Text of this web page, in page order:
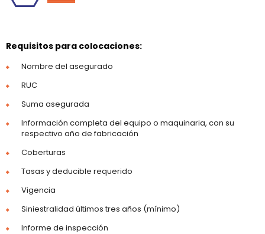
Requisitos para colocaciones:
Nombre del asegurado
RUC
Suma asegurada
Información completa del equipo o maquinaria, con su
respectivo año de fabricación
Coberturas
Tasas y deducible requerido
Vigencia
Siniestralidad últimos tres años (mínimo)
Informe de inspección